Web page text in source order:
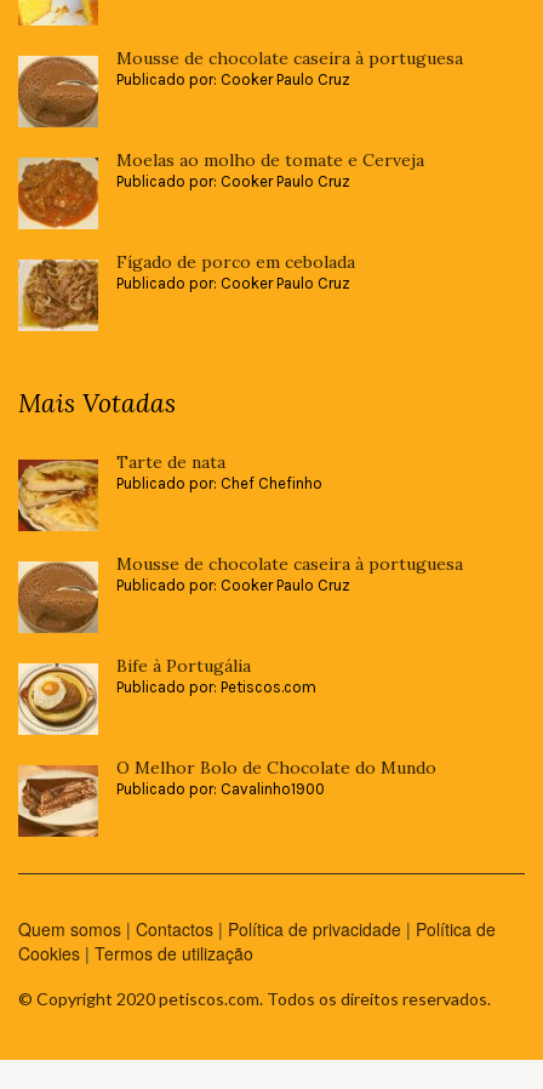
Mousse de chocolate caseira à portuguesa
Publicado por: Cooker Paulo Cruz
Moelas ao molho de tomate e Cerveja
Publicado por: Cooker Paulo Cruz
Fígado de porco em cebolada
Publicado por: Cooker Paulo Cruz
Mais Votadas
Tarte de nata
Publicado por: Chef Chefinho
Mousse de chocolate caseira à portuguesa
Publicado por: Cooker Paulo Cruz
Bife à Portugália
Publicado por: Petiscos.com
O Melhor Bolo de Chocolate do Mundo
Publicado por: Cavalinho1900
Quem somos | Contactos | Política de privacidade | Política de
Cookies | Termos de utilização
© Copyright 2020 petiscos.com. Todos os direitos reservados.